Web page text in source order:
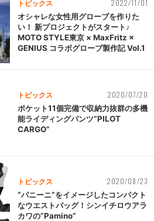
トピックス 2022/11/01
オシャレな女性用グローブを作りた
い！ 新プロジェクトがスタート♪
MOTO STYLE東京 × MaxFritz ×
GENIUS コラボグローブ製作記 Vol.1
トピックス 2020/07/20
ポケット11個完備で収納力抜群の多機
能ライディングパンツ“PILOT
CARGO”
トピックス 2020/08/23
“パニーニ”をイメージしたコンパクト
なウエストバッグ！シンイチロウアラ
カワの“Pamino”